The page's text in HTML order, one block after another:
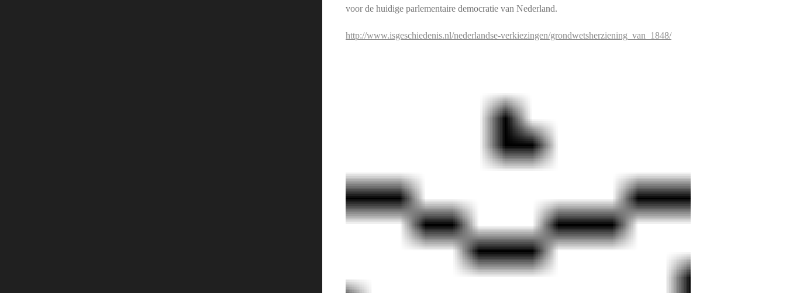
voor de huidige parlementaire democratie van Nederland.
http://www.isgeschiedenis.nl/nederlandse-verkiezingen/grondwetsherziening_van_1848/